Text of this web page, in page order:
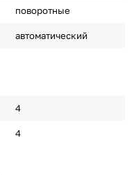
поворотные
автоматический
4
4